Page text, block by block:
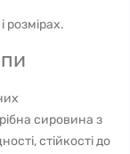
розмірах.
сировина з
стійкості до